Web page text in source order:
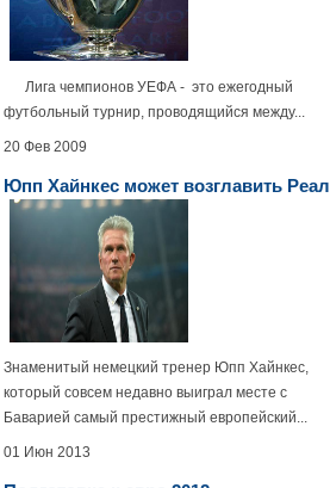
Лига чемпионов УЕФА - это ежегодный
футбольный турнир, проводящийся между...
20 Фев 2009
Юпп Хайнкес может возглавить Реал
Знаменитый немецкий тренер Юпп Хайнкес,
который совсем недавно выиграл месте с
Баварией самый престижный европейский...
01 Июн 2013